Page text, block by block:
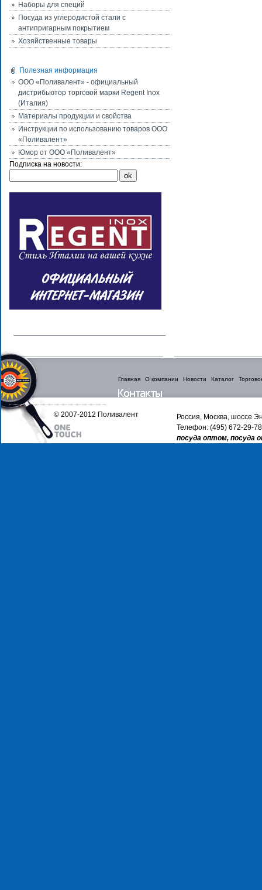
Наборы для специй
Посуда из углеродистой стали с
антипригарным покрытием
Хозяйственные товары
Полезная информация
ООО «Поливалент» - официальный
дистрибьютор торговой марки Regent Inox
(Италия)
Материалы продукции и свойства
Инструкции по использованию товаров ООО
«Поливалент»
Юмор от ООО «Поливалент»
Подписка на новости:
Главная О компании Новости Каталог
Россия, Москва, шоссе
Телефон: (495) 672-29-
посуда оптом, посуда
© 2007-2012 Поливалент